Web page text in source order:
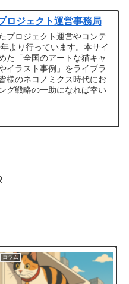
ロジェクト運営事務局
プロジェクト運営やコンテ
より行っています。本サイ
た「全国のアートな猫キャ
イラスト事例」をライブラ
様のネコノミクス時代にお
グ戦略の一助になれば幸い
コラム